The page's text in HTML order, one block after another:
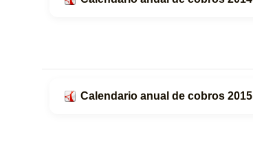
Calendario anual de cobros 2015